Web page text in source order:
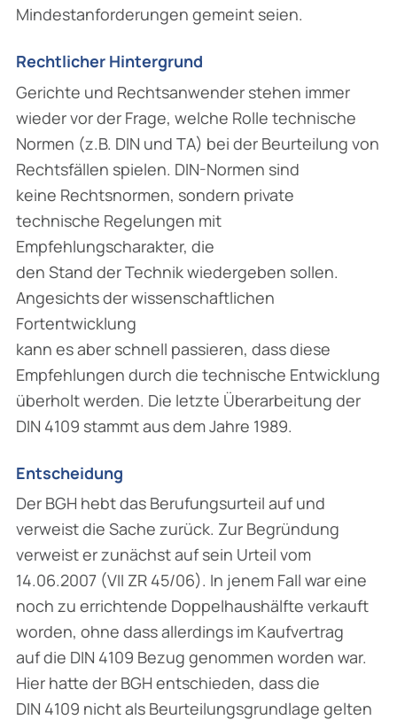
Mindestanforderungen gemeint seien.
Rechtlicher Hintergrund
Gerichte und Rechtsanwender stehen immer
wieder vor der Frage, welche Rolle technische
Normen (z.B. DIN und TA) bei der Beurteilung von
Rechtsfällen spielen. DIN-Normen sind
keine Rechtsnormen, sondern private
technische Regelungen mit
Empfehlungscharakter, die
den Stand der Technik wiedergeben sollen.
Angesichts der wissenschaftlichen
Fortentwicklung
kann es aber schnell passieren, dass diese
Empfehlungen durch die technische Entwicklung
überholt werden. Die letzte Überarbeitung der
DIN 4109 stammt aus dem Jahre 1989.
Entscheidung
Der BGH hebt das Berufungsurteil auf und
verweist die Sache zurück. Zur Begründung
verweist er zunächst auf sein Urteil vom
14.06.2007 (VII ZR 45/06). In jenem Fall war eine
noch zu errichtende Doppelhaushälfte verkauft
worden, ohne dass allerdings im Kaufvertrag
auf die DIN 4109 Bezug genommen worden war.
Hier hatte der BGH entschieden, dass die
DIN 4109 nicht als Beurteilungsgrundlage gelten